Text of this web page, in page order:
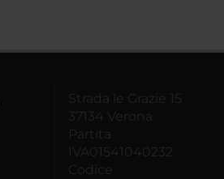
Strada le Grazie 15
37134 Verona
Partita
IVA01541040232
Codice